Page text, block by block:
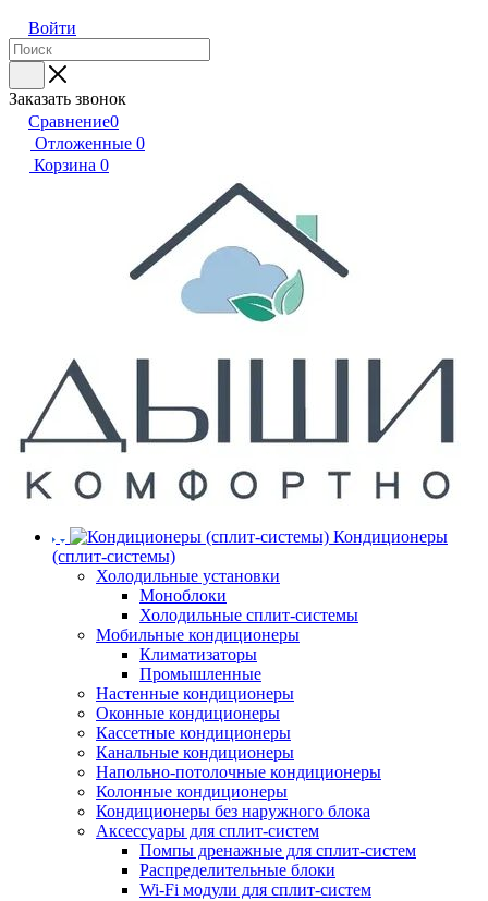
Войти
Заказать звонок
Сравнение0
Отложенные 0
Корзина 0
Кондиционеры
(сплит-системы)
Холодильные установки
Моноблоки
Холодильные сплит-системы
Мобильные кондиционеры
Климатизаторы
Промышленные
Настенные кондиционеры
Оконные кондиционеры
Кассетные кондиционеры
Канальные кондиционеры
Напольно-потолочные кондиционеры
Колонные кондиционеры
Кондиционеры без наружного блока
Аксессуары для сплит-систем
Помпы дренажные для сплит-систем
Распределительные блоки
Wi-Fi модули для сплит-систем